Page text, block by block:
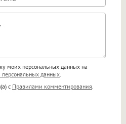
<em>, <s>, <big>,
<pre>, <ul>, <ol>, <li>,
экранирует HTML,
становятся
img] будет
моих персональных данных на
данных
с Правилами комментирования